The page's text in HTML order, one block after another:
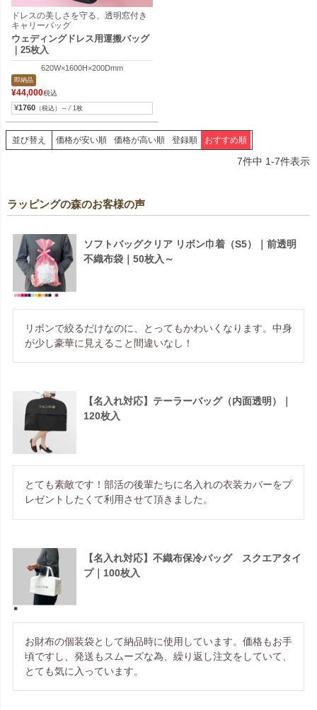
ドレスの美しさを守る、透明窓付き
キャリーバッグ
ウェディングドレス用運搬バッグ
｜25枚入
620W×1600H×200Dmm
即納品
¥44,000税込
¥1760 （税込）～ ⁄ 1枚
並び替え 価格が安い順 価格が高い順 登録順 おすすめ順
7件中 1-7件表示
ラッピングの森のお客様の声
ソフトバッグクリア リボン巾着（S5）｜前透明
不織布袋｜50枚入～
リボンで絞るだけなのに、とってもかわいくなります。中身
が少し豪華に見えること間違いなし！
【名入れ対応】テーラーバッグ（内面透明）｜
120枚入
とても素敵です！部活の後輩たちに名入れの衣装カバーをプ
レゼントしたくて利用させて頂きました。
【名入れ対応】不織布保冷バッグ スクエアタイ
プ｜100枚入
お財布の個装袋として納品時に使用しています。価格もお手
頃ですし、発送もスムーズな為、繰り返し注文をしていて、
とても気に入っています。